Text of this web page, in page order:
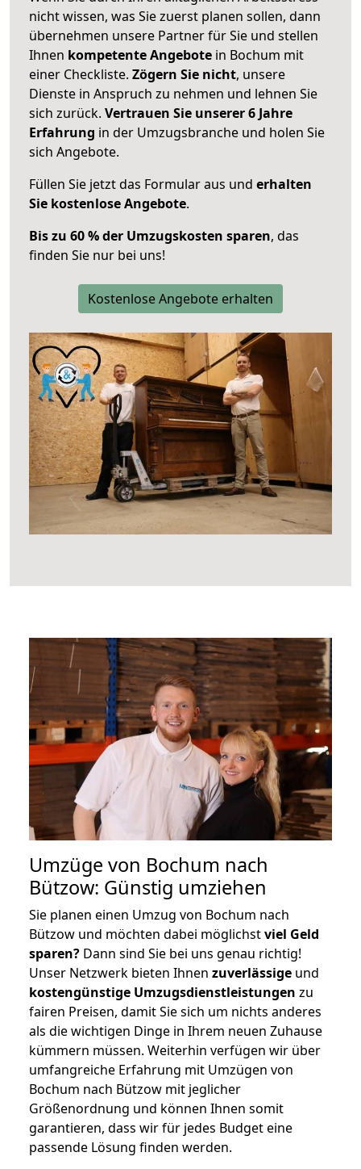
nicht wissen, was Sie zuerst planen sollen, dann
übernehmen unsere Partner für Sie und stellen
Ihnen kompetente Angebote in Bochum mit
einer Checkliste. Zögern Sie nicht, unsere
Dienste in Anspruch zu nehmen und lehnen Sie
sich zurück. Vertrauen Sie unserer 6 Jahre
Erfahrung in der Umzugsbranche und holen Sie
sich Angebote.
Füllen Sie jetzt das Formular aus und erhalten
Sie kostenlose Angebote.
Bis zu 60 % der Umzugskosten sparen, das
finden Sie nur bei uns!
Kostenlose Angebote erhalten
Umzüge von Bochum nach
Bützow: Günstig umziehen
Sie planen einen Umzug von Bochum nach
Bützow und möchten dabei möglichstviel Geld
sparen? Dann sind Sie bei uns genau richtig!
Unser Netzwerk bieten Ihnen zuverlässige und
kostengünstige Umzugsdienstleistungen zu
fairen Preisen, damit Sie sich um nichts anderes
als die wichtigen Dinge in Ihrem neuen Zuhause
kümmern müssen. Weiterhin verfügen wir über
umfangreiche Erfahrung mit Umzügen von
Bochum nach Bützow mit jeglicher
Größenordnung und können Ihnen somit
garantieren, dass wir für jedes Budget eine
passende Lösung finden werden.